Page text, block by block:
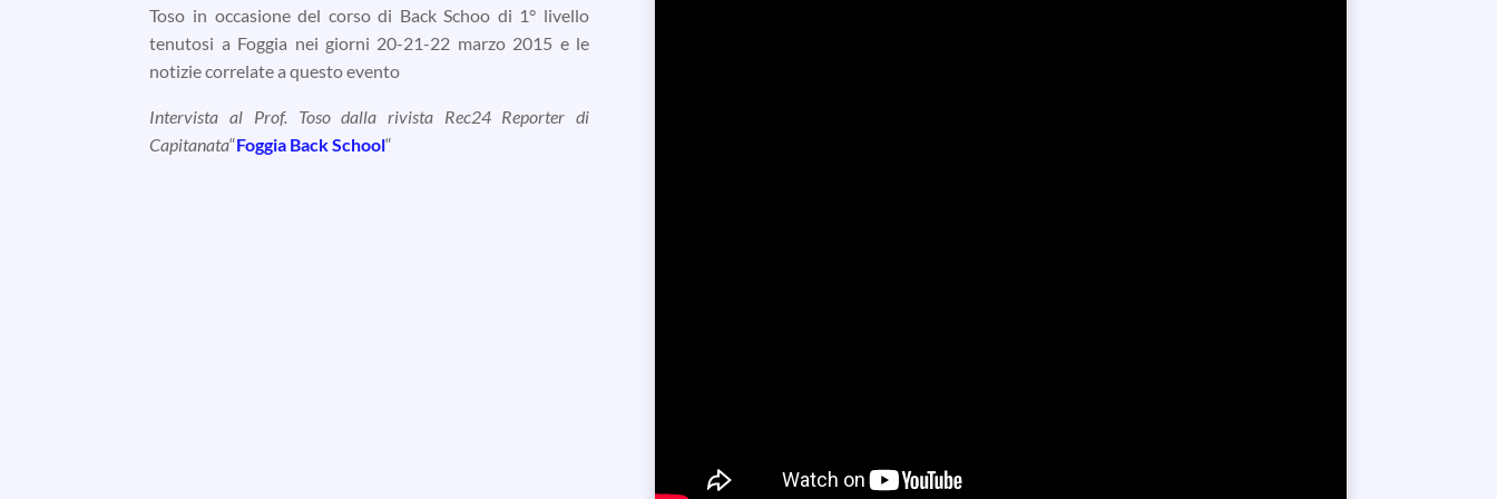
Toso in occasione del corso di Back Schoo di 1° livello
tenutosi a Foggia nei giorni 20-21-22 marzo 2015 e le
notizie correlate a questo evento
Intervista al Prof. Toso dalla rivista Rec24 Reporter di
Capitanata“Foggia Back School“